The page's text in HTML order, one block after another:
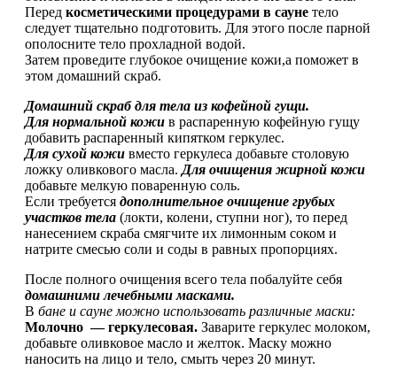
Перед косметическими процедурами в сауне тело
следует тщательно подготовить. Для этого после парной
ополосните тело прохладной водой.
Затем проведите глубокое очищение кожи,а поможет в
этом домашний скраб.
Домашний скраб для тела из кофейной гущи.
Для нормальной кожи в распаренную кофейную гущу
добавить распаренный кипятком геркулес.
Для сухой кожи вместо геркулеса добавьте столовую
ложку оливкового масла. Для очищения жирной кожи
добавьте мелкую поваренную соль.
Если требуется дополнительное очищение грубых
участков тела (локти, колени, ступни ног), то перед
нанесением скраба смягчите их лимонным соком и
натрите смесью соли и соды в равных пропорциях.
После полного очищения всего тела побалуйте себя
домашними лечебными масками.
В бане и сауне можно использовать различные маски:
Молочно — геркулесовая. Заварите геркулес молоком,
добавьте оливковое масло и желток. Маску можно
наносить на лицо и тело, смыть через 20 минут.